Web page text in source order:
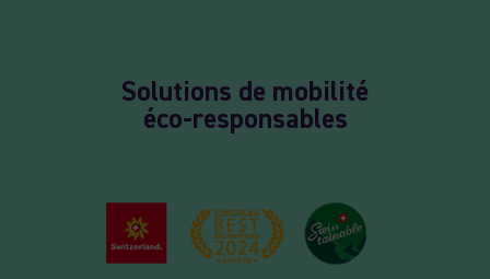
Solutions de mobilité
éco-responsables